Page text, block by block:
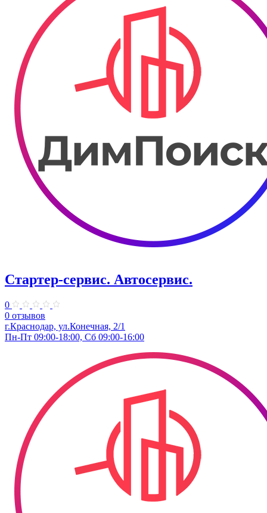
Стартер-сервис. ​Автосервис.
0
0 отзывов
г.Краснодар, ул.​Конечная, 2/1
Пн-Пт 09:00-18:00, Сб 09:00-16:00